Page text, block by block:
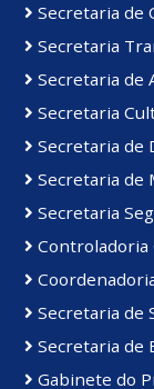
Secretaria de
Secretaria
Secretaria de
Secretaria
Secretaria de
Secretaria de
Secretaria
Controladoria
Secretaria de
Secretaria de
Gabinete do